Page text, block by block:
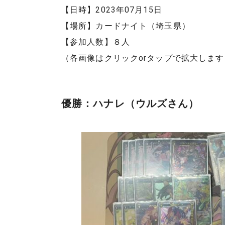
【日時】2023年07月15日
【場所】カードナイト（埼玉県）
【参加人数】８人
（各画像はクリックorタップで拡大しま
優勝：ハナレ（ウルズさん）